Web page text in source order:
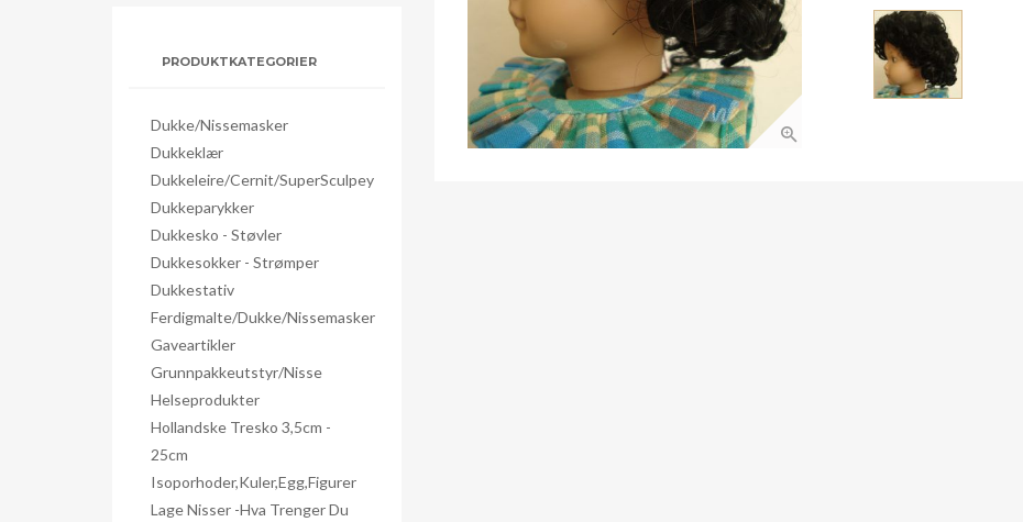
PRODUKTKATEGORIER
Dukke/nissemasker
Dukkeklær
Dukkeleire/Cernit/SuperSculpey
Dukkeparykker
Dukkesko - Støvler
Dukkesokker - Strømper
Dukkestativ
Ferdigmalte/dukke/nissemasker
Gaveartikler
Grunnpakkeutstyr/nisse
Helseprodukter
Hollandske Tresko 3,5cm -
25cm
Isoporhoder,kuler,egg,figurer
Lage Nisser -hva Trenger Du
27/10
antall